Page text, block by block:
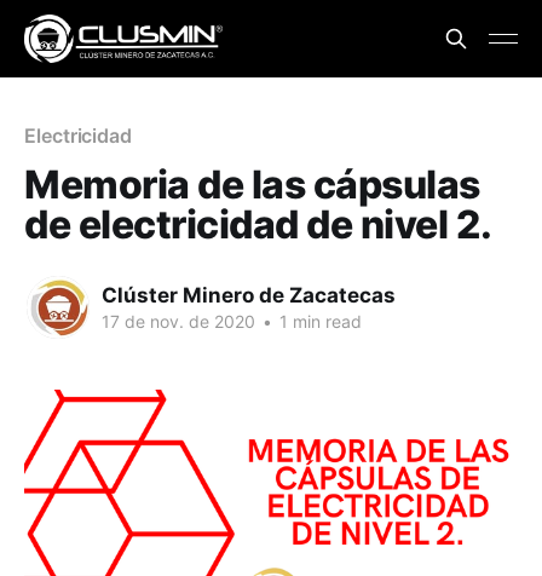
Electricidad
Memoria de las cápsulas
de electricidad de nivel 2.
Clúster Minero de Zacatecas
17 de nov. de 2020 • 1 min read